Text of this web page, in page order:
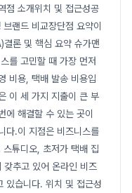
소개위치 및 접근성공
랜드 비교장단점 요약이
결론 및 핵심 요약 슈가맨
를 고민할 때 가장 먼저
비용, 택배 발송 비용입
이 세 가지 지출이 큰 부
에 해결할 수 있는 곳이
다.이 지점은 비즈니스를
튜디오, 초저가 택배 집
추고 있어 온라인 비즈
있습니다. 위치 및 접근성